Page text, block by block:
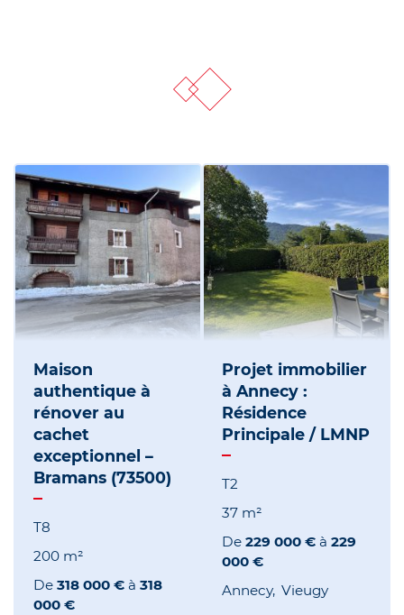
Maison
authentique à
rénover au
cachet
exceptionnel –
Bramans (73500)
T8
200 m²
De 318 000 € à 318
000 €
Projet immobilier
à Annecy :
Résidence
Principale / LMNP
T2
37 m²
De 229 000 € à 229
000 €
Annecy Vieugy